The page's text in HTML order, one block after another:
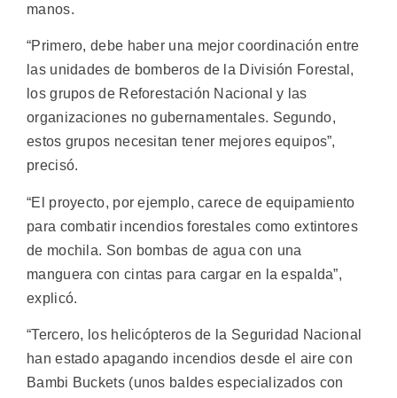
manos.
“Primero, debe haber una mejor coordinación entre
las unidades de bomberos de la División Forestal,
los grupos de Reforestación Nacional y las
organizaciones no gubernamentales. Segundo,
estos grupos necesitan tener mejores equipos”,
precisó.
“El proyecto, por ejemplo, carece de equipamiento
para combatir incendios forestales como extintores
de mochila. Son bombas de agua con una
manguera con cintas para cargar en la espalda”,
explicó.
“Tercero, los helicópteros de la Seguridad Nacional
han estado apagando incendios desde el aire con
Bambi Buckets (unos baldes especializados con